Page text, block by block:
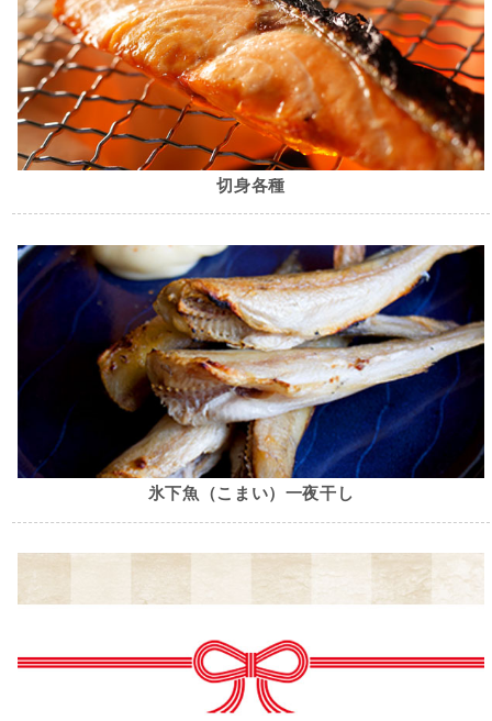
切身各種
氷下魚（こまい）一夜干し